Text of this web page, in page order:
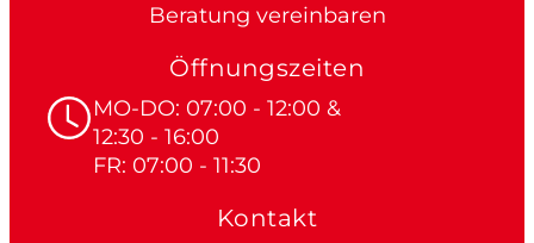
Beratung vereinbaren
Öffnungszeiten
MO-DO: 07:00 - 12:00 &
12:30 - 16:00
FR: 07:00 - 11:30
Kontakt